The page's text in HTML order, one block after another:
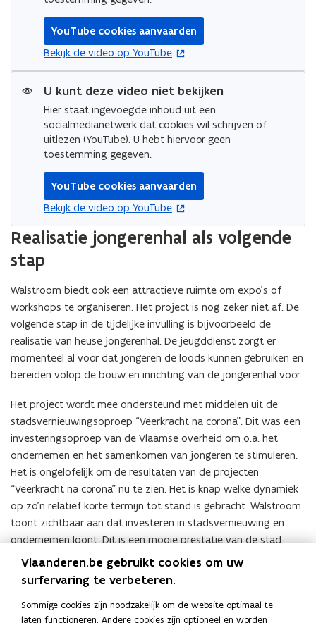
YouTube cookies aanvaarden
Bekijk de video op YouTube
opent in nieuw venster
U kunt deze video niet bekijken
Hier staat ingevoegde inhoud uit een
socialmedianetwerk dat cookies wil schrijven of
uitlezen (YouTube). U hebt hiervoor geen
toestemming gegeven.
YouTube cookies aanvaarden
Bekijk de video op YouTube
opent in nieuw venster
Realisatie jongerenhal als volgende
stap
op
de
Walstroom biedt ook een attractieve ruimte om expo’s of
workshops te organiseren. Het project is nog zeker niet af. De
volgende stap in de tijdelijke invulling is bijvoorbeeld de
realisatie van heuse jongerenhal. De jeugddienst zorgt er
momenteel al voor dat jongeren de loods kunnen gebruiken en
bereiden volop de bouw en inrichting van de jongerenhal voor.
Het project wordt mee ondersteund met middelen uit de
stadsvernieuwingsoproep “Veerkracht na corona”. Dit was een
investeringsoproep van de Vlaamse overheid om o.a. het
ondernemen en het samenkomen van jongeren te stimuleren.
Het is ongelofelijk om de resultaten van de projecten
“Veerkracht na corona” nu te zien. Het is knap welke dynamiek
op zo’n relatief korte termijn tot stand is gebracht. Walstroom
toont zichtbaar aan dat investeren in stadsvernieuwing en
ondernemen loont. Dit is een mooie prestatie van de stad
Aalst.
Vlaanderen.be gebruikt cookies om uw
surfervaring te verbeteren.
Sommige cookies zijn noodzakelijk om de website optimaal te
laten functioneren. Andere cookies zijn optioneel en worden